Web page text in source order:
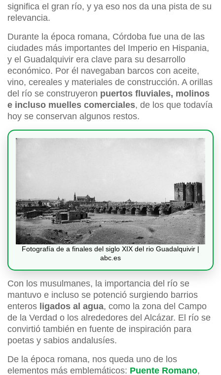
significa el gran río, y ya eso nos da una pista de su
relevancia.
Durante la época romana, Córdoba fue una de las
ciudades más importantes del Imperio en Hispania,
y el Guadalquivir era clave para su desarrollo
económico. Por él navegaban barcos con aceite,
vino, cereales y materiales de construcción. A orillas
del río se construyeron puertos fluviales, molinos
e incluso muelles comerciales, de los que todavía
hoy se conservan algunos restos.
Fotografía de a finales del siglo XIX del rio Guadalquivir |
abc.es
Con los musulmanes, la importancia del río se
mantuvo e incluso se potenció surgiendo barrios
enteros ligados al agua, como la zona del Campo
de la Verdad o los alrededores del Alcázar. El río se
convirtió también en fuente de inspiración para
poetas y sabios andalusíes.
De la época romana, nos queda uno de los
elementos más emblemáticos: Puente Romano,